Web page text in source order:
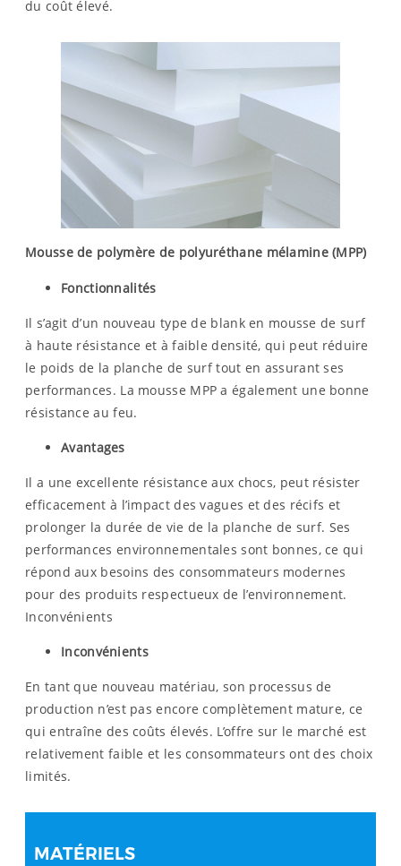
du coût élevé.
Mousse de polymère de polyuréthane mélamine (MPP)
Fonctionnalités
Il s’agit d’un nouveau type de blank en mousse de surf
à haute résistance et à faible densité, qui peut réduire
le poids de la planche de surf tout en assurant ses
performances. La mousse MPP a également une bonne
résistance au feu.
Avantages
Il a une excellente résistance aux chocs, peut résister
efficacement à l’impact des vagues et des récifs et
prolonger la durée de vie de la planche de surf. Ses
performances environnementales sont bonnes, ce qui
répond aux besoins des consommateurs modernes
pour des produits respectueux de l’environnement.
Inconvénients
Inconvénients
En tant que nouveau matériau, son processus de
production n’est pas encore complètement mature, ce
qui entraîne des coûts élevés. L’offre sur le marché est
relativement faible et les consommateurs ont des choix
limités.
MATÉRIELS